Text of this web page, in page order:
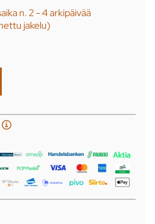
n. 2 - 4 arkipäivää
jakelu)